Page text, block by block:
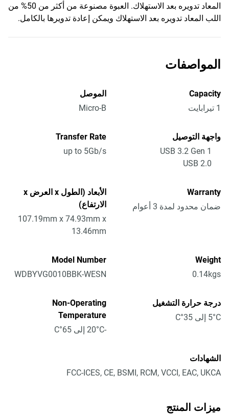
المعاد تدويره بعد الاستهلاك. العبوة مصنوعة من أكثر من 50% من
اللب المعاد تدويره بعد الاستهلاك ويمكن إعادة تدويرها بالكامل.
المواصفات
Capacity
1 تيرابايت
الموصل
Micro-B
واجهة التوصيل
USB 3.2 Gen 1
USB 2.0
Transfer Rate
up to 5Gb/s
Warranty
ضمان محدود لمدة 3 أعوام
الأبعاد (الطول x العرض x
الارتفاع)
107.19mm x 74.93mm x
13.46mm
Weight
0.14kgs
Model Number
WDBYVG0010BBK-WESN
درجة حرارة التشغيل
5°C إلى 35°C
Non-Operating
Temperature
-20°C إلى 65°C
الشهادات
FCC-ICES, CE, BSMI, RCM, VCCI, EAC, UKCA
ميزات المنتج